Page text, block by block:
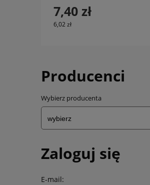
7,40 zł
6,02 zł
Producenci
Wybierz producenta
Zaloguj się
E-mail: